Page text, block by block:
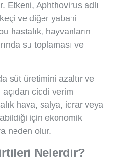
Etkeni, Aphthovirus adlı
ve diğer yabani
hastalık, hayvanların
su toplaması ve
süt üretimini azaltır ve
ciddi verim
hava, salya, idrar veya
için ekonomik
neden olur.
Nelerdir?